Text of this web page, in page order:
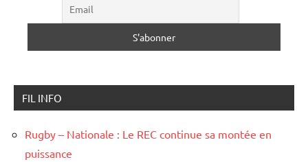
FIL INFO
Rugby – Nationale : Le REC continue sa montée en
puissance